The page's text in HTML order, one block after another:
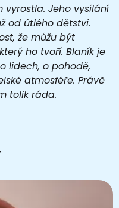
vyrostla. Jeho vysílání
od útlého dětství.
že můžu být
ho tvoří. Blaník je
lidech, o pohodě,
atmosféře. Právě
tolik ráda.